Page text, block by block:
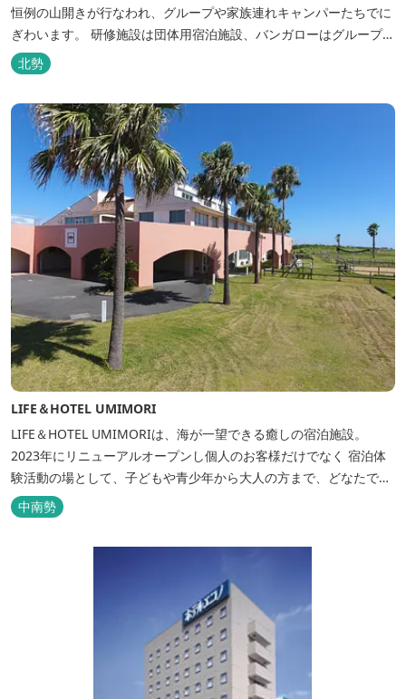
恒例の山開きが行なわれ、グループや家族連れキャンパーたちでに
ぎわいます。 研修施設は団体用宿泊施設、バンガローはグループ・
家族連れ用宿泊施設として、ハイキングやキャンプの拠点として最
適です。
北勢
LIFE＆HOTEL UMIMORI
LIFE＆HOTEL UMIMORIは、海が一望できる癒しの宿泊施設。
2023年にリニューアルオープンし個人のお客様だけでなく 宿泊体
験活動の場として、子どもや青少年から大人の方まで、どなたでも
ご利用いただけます。 ヨットやボート・カヤックをはじめとするマ
リンアクティビティや併設する海の乗馬倶楽部エルカバージョでの
乗馬体験が可能！ 小中学生や団体様向けに海の自然体験教室も開催
中南勢